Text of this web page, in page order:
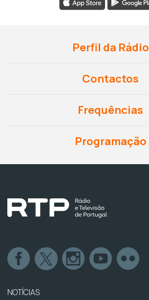
Perfil da Rádio
Contactos
Frequências
Programação
NOTÍCIAS